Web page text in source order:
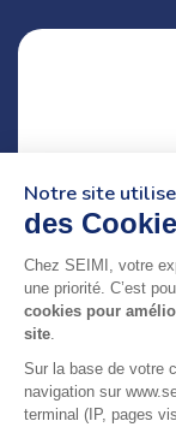
LABELLISÉE
Notre site utilise
des
Chez SEIMI, votre
une priorité. C’est
cookies pour
site.
Sur la base de votre
navigation sur
terminal (IP, pages